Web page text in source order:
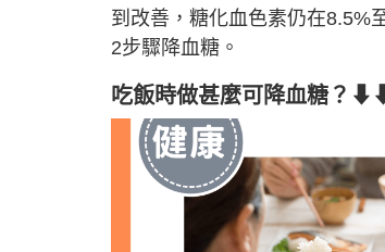
到改善，糖化血色素仍在8.5%
2步驟降血糖。
吃飯時做甚麼可降血糖？